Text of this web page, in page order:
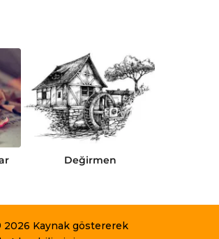
Değirmen
2026 Kaynak göstererek